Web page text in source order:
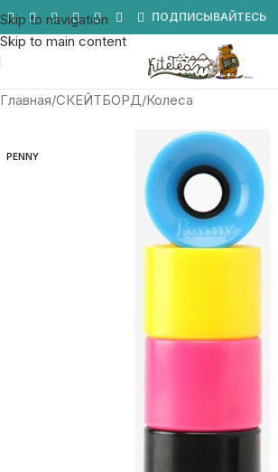
Skip to navigation
Skip to main content
ПОДПИСЫВАЙТЕСЬ
Главная/СКЕЙТБОРД/Колеса
PENNY